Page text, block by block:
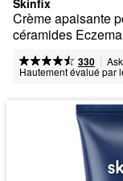
Skinfix
Crème apaisante
céramides
330 |
Hautement évalué par